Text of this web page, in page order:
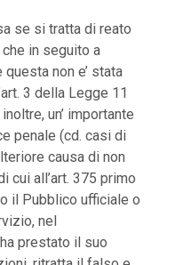
se si tratta di reato
in seguito a
non e’ stata
3 della Legge 11
un’ importante
penale (cd. casi di
causa di non
cui all’art. 375 primo
il Pubblico ufficiale o
nel
prestato il suo